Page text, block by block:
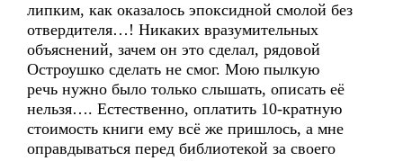
липким, как оказалось эпоксидной смолой без
отвердителя…! Никаких вразумительных
объяснений, зачем он это сделал, рядовой
Остроушко сделать не смог. Мою пылкую
речь нужно было только слышать, описать её
нельзя…. Естественно, оплатить 10-кратную
стоимость книги ему всё же пришлось, а мне
оправдываться перед библиотекой за своего